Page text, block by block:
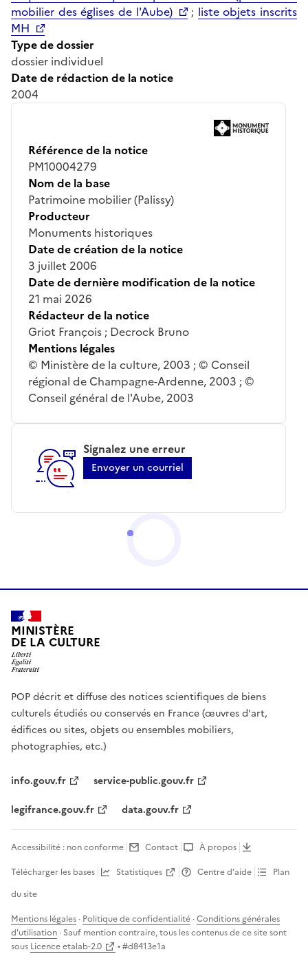
mobilier des églises de l'Aube)
; liste objets inscrits
MH
Type de dossier
dossier individuel
Date de rédaction de la notice
2004
Référence de la notice
PM10004279
Nom de la base
Patrimoine mobilier (Palissy)
Producteur
Monuments historiques
Date de création de la notice
3 juillet 2006
Date de dernière modification de la notice
21 mai 2026
Rédacteur de la notice
Griot François ; Decrock Bruno
Mentions légales
© Ministère de la culture, 2003 ; © Conseil
régional de Champagne-Ardenne, 2003 ; ©
Conseil général de l'Aube, 2003
Signalez une erreur
Envoyer un courriel
MINISTÈRE
DE LA CULTURE
POP décrit et diffuse des notices scientifiques de biens
culturels étudiés ou conservés en France (œuvres d'art,
édifices ou sites, objets ou ensembles mobiliers,
photographies, etc.)
info.gouv.fr
service-public.gouv.fr
legifrance.gouv.fr
data.gouv.fr
Accessibilité : non conforme Contact
À propos
Télécharger les bases
Statistiques Centre d’aide
Plan
du site
Mentions légales · Politique de confidentialité ·Conditions générales
d'utilisation · Sauf mention contraire, tous les contenus de ce site sont
sous Licence etalab-2.0 • #d8413e1a